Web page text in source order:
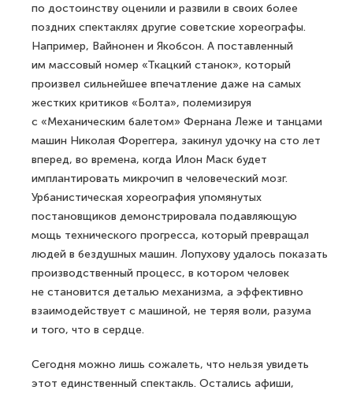
по достоинству оценили и развили в своих более
поздних спектаклях другие советские хореографы.
Например, Вайнонен и Якобсон. А поставленный
им массовый номер «Ткацкий станок», который
произвел сильнейшее впечатление даже на самых
жестких критиков «Болта», полемизируя
с «Механическим балетом» Фернана Леже и танцами
машин Николая Фореггера, закинул удочку на сто лет
вперед, во времена, когда Илон Маск будет
имплантировать микрочип в человеческий мозг.
Урбанистическая хореография упомянутых
постановщиков демонстрировала подавляющую
мощь технического прогресса, который превращал
людей в бездушных машин. Лопухову удалось показать
производственный процесс, в котором человек
не становится деталью механизма, а эффективно
взаимодействует с машиной, не теряя воли, разума
и того, что в сердце.
Сегодня можно лишь сожалеть, что нельзя увидеть
этот единственный спектакль. Остались афиши,